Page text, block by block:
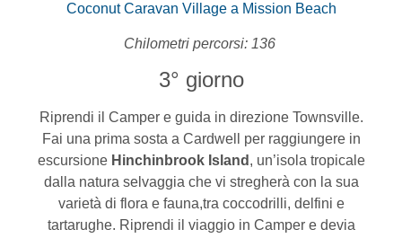
Coconut Caravan Village a Mission Beach
Chilometri percorsi: 136
3° giorno
Riprendi il Camper e guida in direzione Townsville.
Fai una prima sosta a Cardwell per raggiungere in
escursione Hinchinbrook Island , un’isola tropicale
dalla natura selvaggia che vi stregherà con la sua
varietà di flora e fauna,tra coccodrilli, delfini e
tartarughe. Riprendi il viaggio in Camper e devia